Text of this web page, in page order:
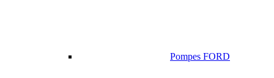
Pompes FORD